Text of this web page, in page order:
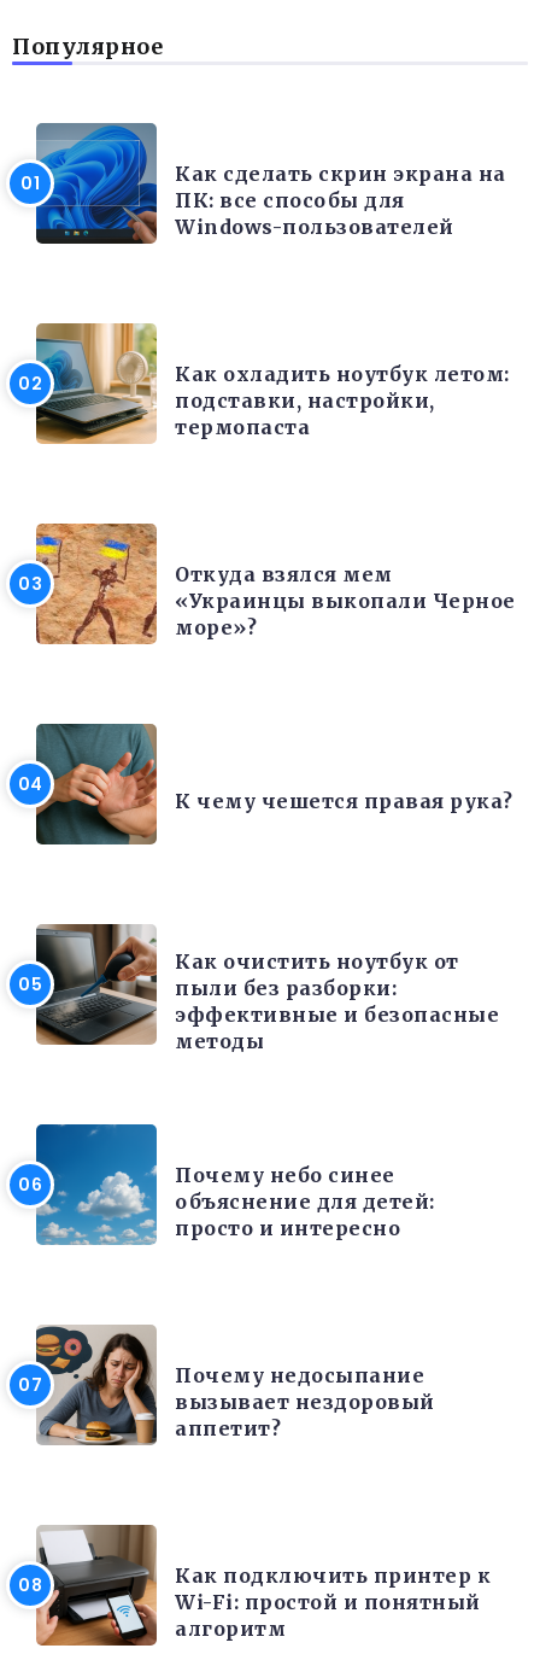
Популярное
Как сделать скрин экрана на
ПК: все способы для
Windows-пользователей
Как охладить ноутбук летом:
подставки, настройки,
термопаста
Откуда взялся мем
«Украинцы выкопали Черное
море»?
К чему чешется правая рука?
Как очистить ноутбук от
пыли без разборки:
эффективные и безопасные
методы
Почему небо синее
объяснение для детей:
просто и интересно
Почему недосыпание
вызывает нездоровый
аппетит?
Как подключить принтер к
Wi-Fi: простой и понятный
алгоритм